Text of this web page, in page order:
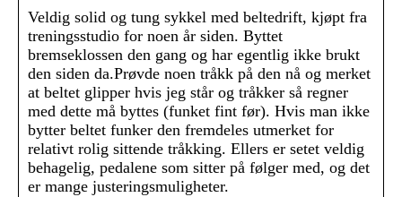
Veldig solid og tung sykkel med beltedrift, kjøpt fra
treningsstudio for noen år siden. Byttet
bremseklossen den gang og har egentlig ikke brukt
den siden da.Prøvde noen tråkk på den nå og merket
at beltet glipper hvis jeg står og tråkker så regner
med dette må byttes (funket fint før). Hvis man ikke
bytter beltet funker den fremdeles utmerket for
relativt rolig sittende tråkking. Ellers er setet veldig
behagelig, pedalene som sitter på følger med, og det
er mange justeringsmuligheter.